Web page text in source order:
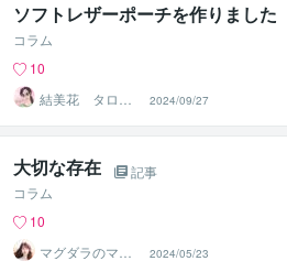
ソフトレザーポーチを作りました
コラム
10
結美花 タロッ
トカード士、西
洋占星術士
2024/09/27
大切な存在
記事
コラム
10
マグダラのマリ
ア✝️
2024/05/23